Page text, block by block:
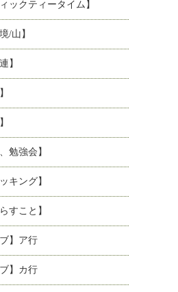
ックティータイム】
/山】
】
勉強会】
キング】
すこと】
】ア行
】カ行